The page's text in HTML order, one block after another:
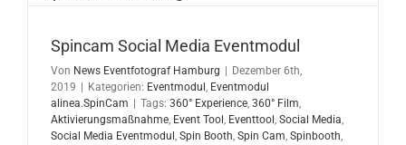
Spincam Social Media Eventmodul
Von News Eventfotograf Hamburg
Dezember 6th,
2019
Kategorien: Eventmodul , Eventmodul
alinea.SpinCam
Tags: 360° Experience, 360° Film,
Aktivierungsmaßnahme, Event Tool , Eventtool , Social Media,
Social Media Eventmodul , Spin Booth, Spin Cam, Spinbooth,